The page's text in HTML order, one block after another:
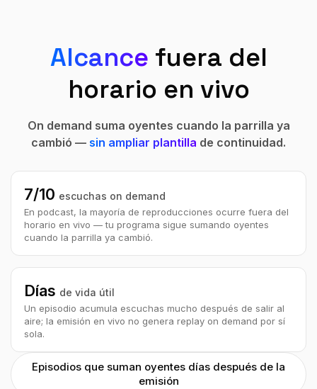
Alcance fuera del
horario en vivo
On demand suma oyentes cuando la parrilla ya
cambió — sin ampliar plantilla de continuidad.
7/10 escuchas on demand
En podcast, la mayoría de reproducciones ocurre fuera del
horario en vivo — tu programa sigue sumando oyentes
cuando la parrilla ya cambió.
Días de vida útil
Un episodio acumula escuchas mucho después de salir al
aire; la emisión en vivo no genera replay on demand por sí
sola.
Episodios que suman oyentes días después de la
emisión